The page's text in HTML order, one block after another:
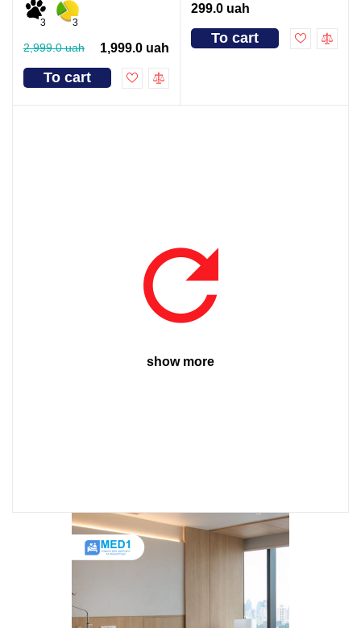
3 3
2,999.0 uah 1,999.0 uah
To cart
299.0 uah
To cart
show more